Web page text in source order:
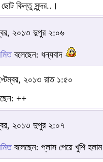
কিন্তু সুন্দর..।
২০১৩ দুপুর ২:০৬
বলেছেন: ধন্যবাদ
২০১৩ রাত ১:৫০
++
২০১৩ দুপুর ২:০৭
বলেছেন: প্লাস পেয়ে খুশি হলাম